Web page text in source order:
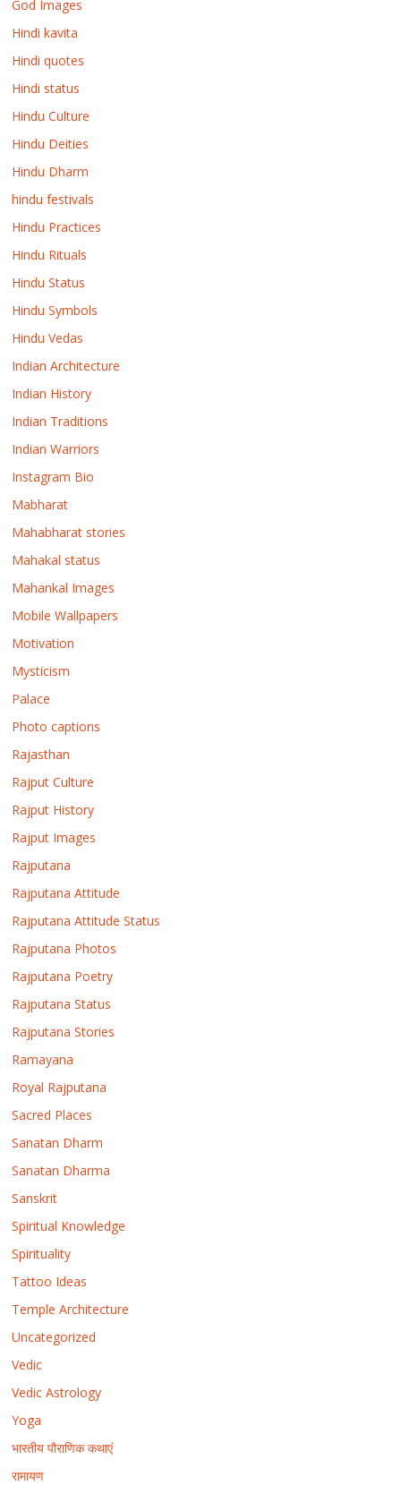
God Images
Hindi kavita
Hindi quotes
Hindi status
Hindu Culture
Hindu Deities
Hindu Dharm
hindu festivals
Hindu Practices
Hindu Rituals
Hindu Status
Hindu Symbols
Hindu Vedas
Indian Architecture
Indian History
Indian Traditions
Indian Warriors
Instagram Bio
Mabharat
Mahabharat stories
Mahakal status
Mahankal Images
Mobile Wallpapers
Motivation
Mysticism
Palace
Photo captions
Rajasthan
Rajput Culture
Rajput History
Rajput Images
Rajputana
Rajputana Attitude
Rajputana Attitude Status
Rajputana Photos
Rajputana Poetry
Rajputana Status
Rajputana Stories
Ramayana
Royal Rajputana
Sacred Places
Sanatan Dharm
Sanatan Dharma
Sanskrit
Spiritual Knowledge
Spirituality
Tattoo Ideas
Temple Architecture
Uncategorized
Vedic
Vedic Astrology
Yoga
भारतीय पौराणिक कथाएं
रामायण